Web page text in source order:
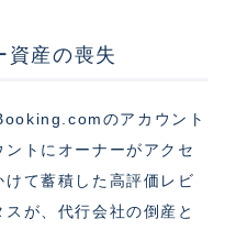
資産の喪失
のアカウント
トにオーナーがアクセ
て蓄積した高評価レビ
が、代行会社の倒産と